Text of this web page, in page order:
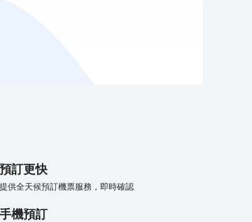
預訂更快
提供全天候預訂機票服務，即時確認
手機預訂